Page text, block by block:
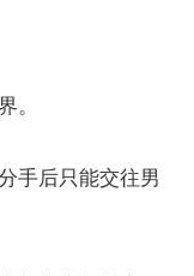
手后只能交往男